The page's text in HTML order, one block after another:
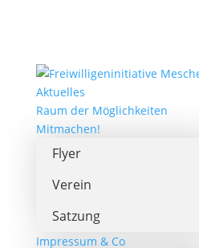
Aktuelles
Raum der Möglichkeiten
Mitmachen!
Flyer
Verein
Satzung
Impressum & Co